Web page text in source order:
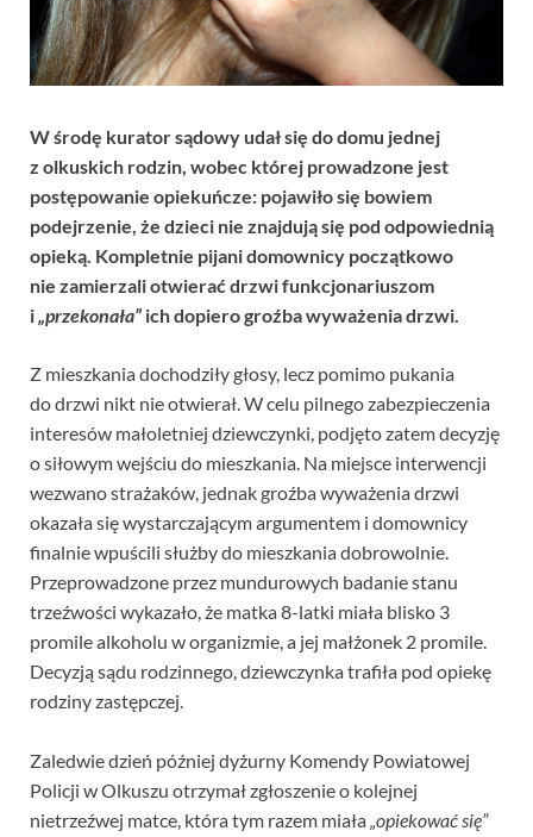
W środę kurator sądowy udał się do domu jednej
z olkuskich rodzin, wobec której prowadzone jest
postępowanie opiekuńcze: pojawiło się bowiem
podejrzenie, że dzieci nie znajdują się pod odpowiednią
opieką. Kompletnie pijani domownicy początkowo
nie zamierzali otwierać drzwi funkcjonariuszom
i„przekonała” ich dopiero groźba wyważenia drzwi.
Z mieszkania dochodziły głosy, lecz pomimo pukania
do drzwi nikt nie otwierał. W celu pilnego zabezpieczenia
interesów małoletniej dziewczynki, podjęto zatem decyzję
o siłowym wejściu do mieszkania. Na miejsce interwencji
wezwano strażaków, jednak groźba wyważenia drzwi
okazała się wystarczającym argumentem i domownicy
finalnie wpuścili służby do mieszkania dobrowolnie.
Przeprowadzone przez mundurowych badanie stanu
trzeźwości wykazało, że matka 8-latki miała blisko 3
promile alkoholu w organizmie, a jej małżonek 2 promile.
Decyzją sądu rodzinnego, dziewczynka trafiła pod opiekę
rodziny zastępczej.
Zaledwie dzień później dyżurny Komendy Powiatowej
Policji w Olkuszu otrzymał zgłoszenie o kolejnej
nietrzeźwej matce, która tym razem miała„opiekować się”